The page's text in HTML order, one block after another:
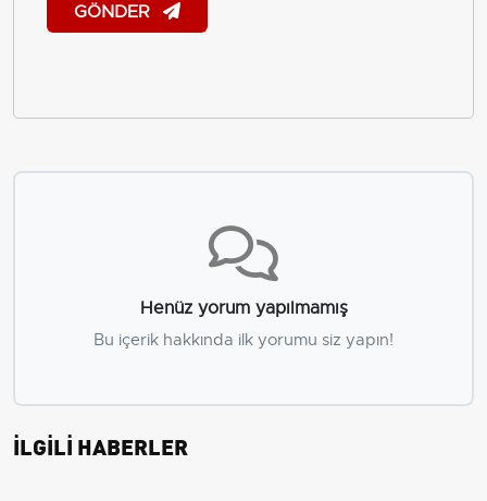
GÖNDER
Henüz yorum yapılmamış
Bu içerik hakkında ilk yorumu siz yapın!
İLGİLİ HABERLER